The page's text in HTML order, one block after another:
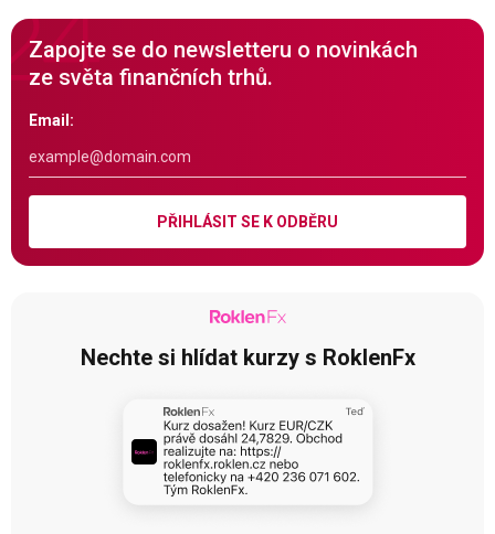
Zapojte se do newsletteru o novinkách
ze světa finančních trhů.
Email:
PŘIHLÁSIT SE K ODBĚRU
Nechte si hlídat kurzy s RoklenFx